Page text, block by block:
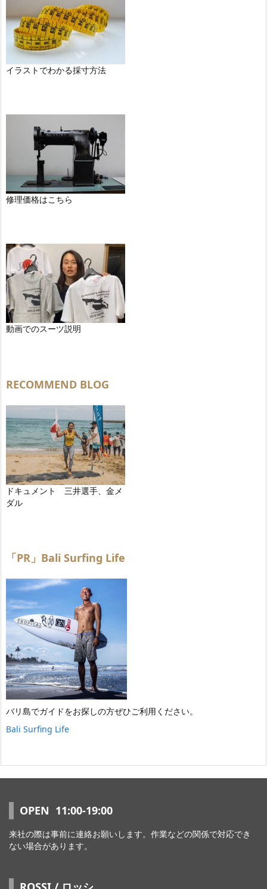
イラストでわかる採寸方法
修理価格はこちら
動画でのスーツ説明
RECOMMEND BLOG
ドキュメント 三井選手、金メ
ダル
「PR」Bali Surfing Life
バリ島でガイドをお探しの方ぜひご利用ください。
Bali Surfing Life
OPEN 11:00-19:00
来社の際は事前に連絡お願いします。作業などの関係で対応でき
ない場合があります。